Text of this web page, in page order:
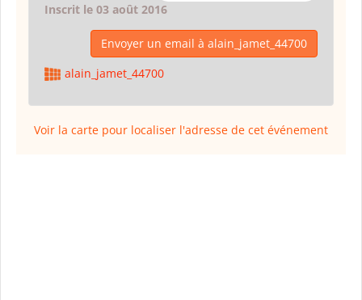
Inscrit le 03 août 2016
Envoyer un email à alain_jamet_44700
alain_jamet_44700
Voir la carte pour localiser l'adresse de cet événement